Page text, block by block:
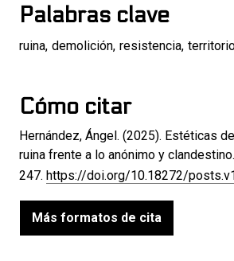
Palabras clave
ruina, demolición, resistencia,
Cómo citar
Hernández, Ángel. (2025). Estéticas
ruina frente a lo anónimo y clandestino.
247. https://doi.org/10.18272/
Más formatos de cita